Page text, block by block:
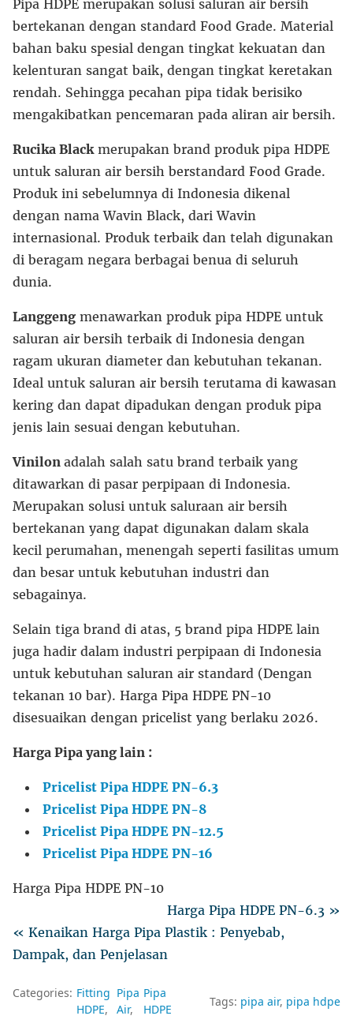
Pipa HDPE merupakan solusi saluran air bersih
bertekanan dengan standard Food Grade. Material
bahan baku spesial dengan tingkat kekuatan dan
kelenturan sangat baik, dengan tingkat keretakan
rendah. Sehingga pecahan pipa tidak berisiko
mengakibatkan pencemaran pada aliran air bersih.
Rucika Blackmerupakan brand produk pipa HDPE
untuk saluran air bersih berstandard Food Grade.
Produk ini sebelumnya di Indonesia dikenal
dengan nama Wavin Black, dari Wavin
internasional. Produk terbaik dan telah digunakan
di beragam negara berbagai benua di seluruh
dunia.
Langgeng menawarkan produk pipa HDPE untuk
saluran air bersih terbaik di Indonesia dengan
ragam ukuran diameter dan kebutuhan tekanan.
Ideal untuk saluran air bersih terutama di kawasan
kering dan dapat dipadukan dengan produk pipa
jenis lain sesuai dengan kebutuhan.
Vinilon adalah salah satu brand terbaik yang
ditawarkan di pasar perpipaan di Indonesia.
Merupakan solusi untuk saluraan air bersih
bertekanan yang dapat digunakan dalam skala
kecil perumahan, menengah seperti fasilitas umum
dan besar untuk kebutuhan industri dan
sebagainya.
Selain tiga brand di atas, 5 brand pipa HDPE lain
juga hadir dalam industri perpipaan di Indonesia
untuk kebutuhan saluran air standard (Dengan
tekanan 10 bar). Harga Pipa HDPE PN-10
disesuaikan dengan pricelist yang berlaku 2026.
Harga Pipa yang lain :
Pricelist Pipa HDPE PN-6.3
Pricelist Pipa HDPE PN-8
Pricelist Pipa HDPE PN-12.5
Pricelist Pipa HDPE PN-16
Harga Pipa HDPE PN-10
Harga Pipa HDPE PN-6.3 »
« Kenaikan Harga Pipa Plastik : Penyebab,
Dampak, dan Penjelasan
Categories: Fitting
HDPE
Pipa
Air
Pipa
HDPE
Tags: pipa air pipa hdpe